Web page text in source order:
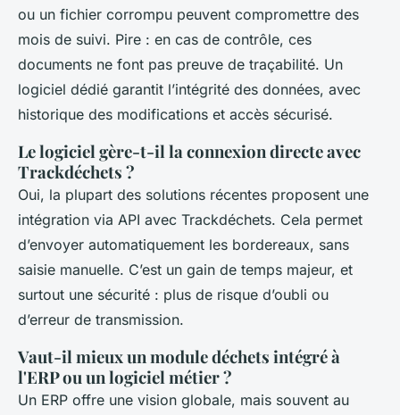
ou un fichier corrompu peuvent compromettre des
mois de suivi. Pire : en cas de contrôle, ces
documents ne font pas preuve de traçabilité. Un
logiciel dédié garantit l’intégrité des données, avec
historique des modifications et accès sécurisé.
Le logiciel gère-t-il la connexion directe avec
Trackdéchets ?
Oui, la plupart des solutions récentes proposent une
intégration via API avec Trackdéchets. Cela permet
d’envoyer automatiquement les bordereaux, sans
saisie manuelle. C’est un gain de temps majeur, et
surtout une sécurité : plus de risque d’oubli ou
d’erreur de transmission.
Vaut-il mieux un module déchets intégré à
l'ERP ou un logiciel métier ?
Un ERP offre une vision globale, mais souvent au